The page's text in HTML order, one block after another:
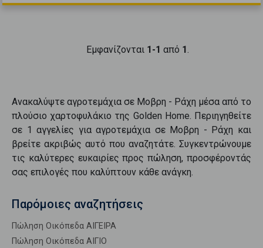
Εμφανίζονται 1-1 από 1
Ανακαλύψτε αγροτεμάχια σε Μοβρη - Ράχη μέσα από το
πλούσιο χαρτοφυλάκιο της Golden Home. Περιηγηθείτε
σε 1 αγγελίες γιααγροτεμάχια σε Μοβρη - Ράχη και
βρείτε ακριβώς αυτό που αναζητάτε. Συγκεντρώνουμε
τις καλύτερες ευκαιρίες προςπώληση, προσφέροντάς
σας επιλογές που καλύπτουν κάθε ανάγκη.
Παρόμοιες αναζητήσεις
Πώληση Οικόπεδα ΑΙΓΕΙΡΑ
Πώληση Οικόπεδα ΑΙΓΙΟ